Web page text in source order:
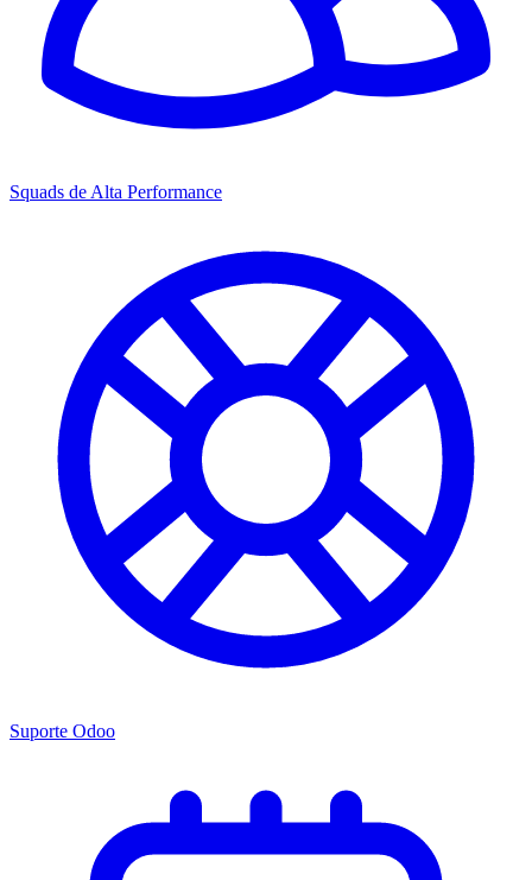
Squads de Alta Performance
Suporte Odoo